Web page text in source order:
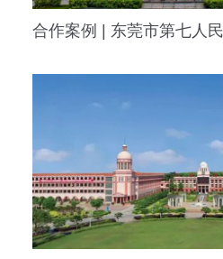
合作案例 | 东莞市第七人